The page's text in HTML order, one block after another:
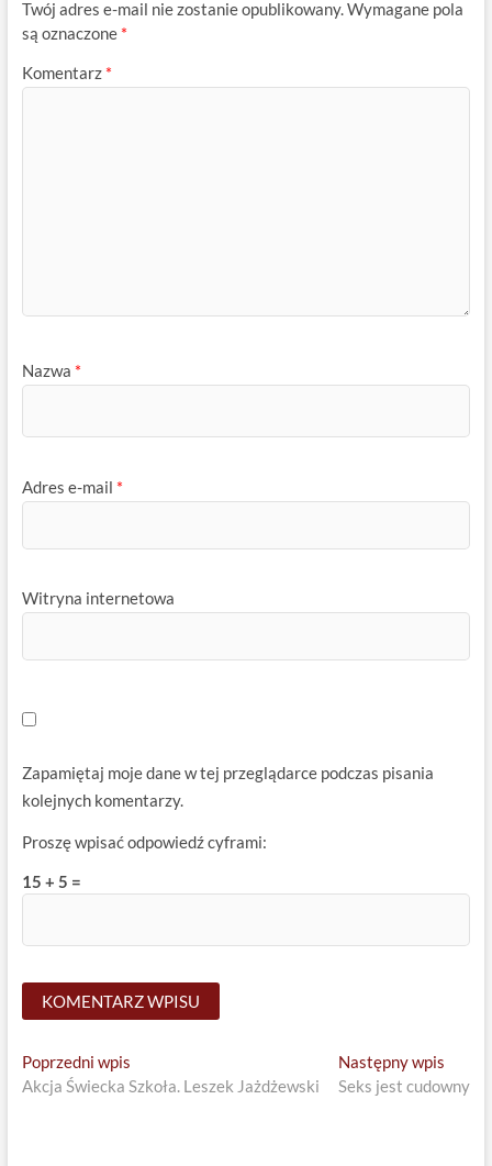
Twój adres e-mail nie zostanie opublikowany.Wymagane pola
są oznaczone *
Komentarz *
Nazwa *
Adres e-mail *
Witryna internetowa
Zapamiętaj moje dane w tej przeglądarce podczas pisania
kolejnych komentarzy.
Proszę wpisać odpowiedź cyframi:
15 + 5 =
Nawigacja
wpisu
Poprzedni wpisPrevious
post:
Akcja Świecka Szkoła. Leszek Jażdżewski
Następny wpis
post:
Seks jest cudowny